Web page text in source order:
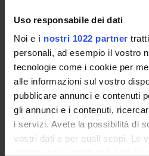
Uso responsabile dei dati
Noi e i nostri 1022 partner
personali, ad esempio il vostro
tecnologie come i cookie per
alle informazioni sul vostro
pubblicare annunci e contenuti
gli annunci e i contenuti,
i servizi. Avete la possibilità di
vostri dati e per quali scopi. Le
1
Period
1 SEMESTRE PROFESSIONI
Academic staff
Elisa Piatto
Lessons timetable